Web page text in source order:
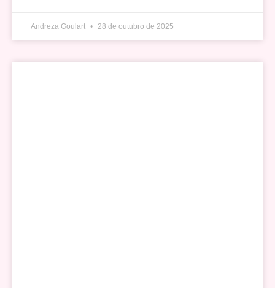
Andreza Goulart 28 de outubro de 2025